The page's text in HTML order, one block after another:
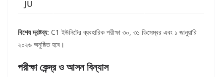
JU
বিশেষ দ্রষ্টব্য: C1 ইউনিটের ব্যবহারিক পরীক্ষা ৩০, ৩১ ডিসেম্বর এবং ১ জানুয়ারি
২০২৬ অনুষ্ঠিত হবে।
পরীক্ষা কেন্দ্র ও আসন বিন্যাস